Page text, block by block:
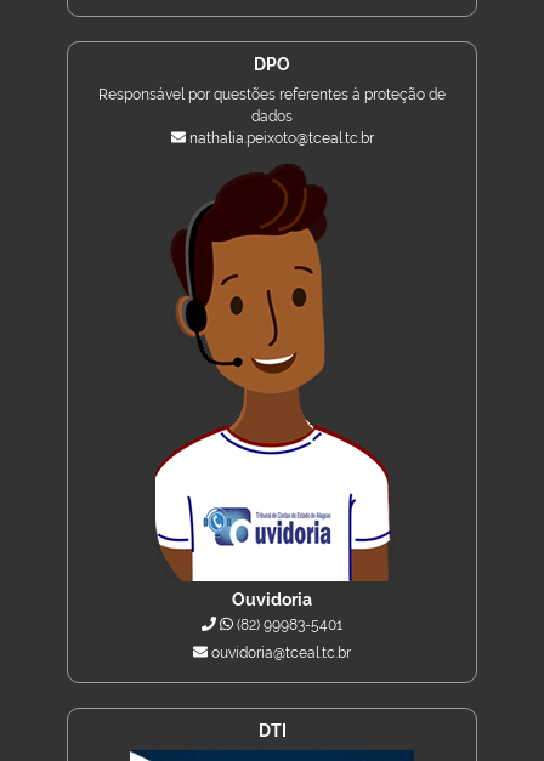
DPO
Responsável por questões referentes à proteção de
dados
nathalia.peixoto@tceal.tc.br
Ouvidoria
(82) 99983-5401
ouvidoria@tceal.tc.br
DTI